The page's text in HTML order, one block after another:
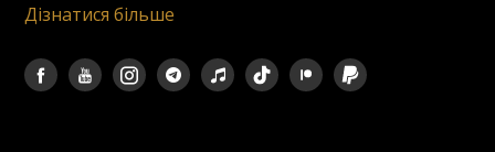
Дізнатися більше